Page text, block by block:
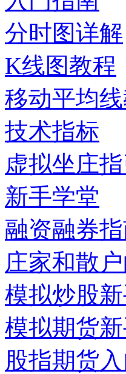
分时图详解
K线图教程
移动平均
技术指标
虚拟坐庄指
新手学堂
融资融券
庄家和散
模拟炒股
模拟期货
股指期货